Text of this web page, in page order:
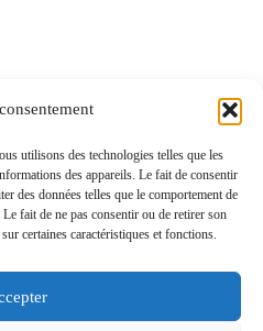
utilisons des technologies telles que les
des appareils. Le fait de consentir
des données telles que le comportement de
fait de ne pas consentir ou de retirer son
certaines caractéristiques et fonctions.